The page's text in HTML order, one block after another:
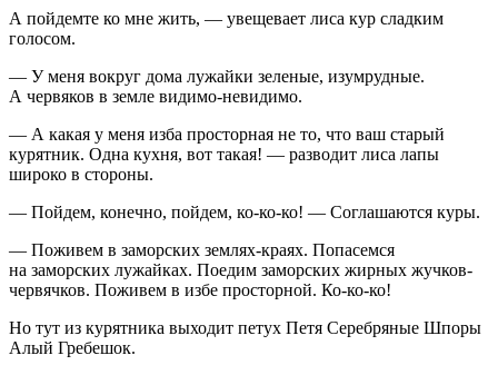
А пойдемте ко мне жить, — увещевает лиса кур сладким
голосом.
— У меня вокруг дома лужайки зеленые, изумрудные.
А червяков в земле видимо-невидимо.
— А какая у меня изба просторная не то, что ваш старый
курятник. Одна кухня, вот такая! — разводит лиса лапы
широко в стороны.
— Пойдем, конечно, пойдем, ко-ко-ко! — Соглашаются куры.
— Поживем в заморских землях-краях. Попасемся
на заморских лужайках. Поедим заморских жирных жучков-
червячков. Поживем в избе просторной. Ко-ко-ко!
Но тут из курятника выходит петух Петя Серебряные Шпоры
Алый Гребешок.